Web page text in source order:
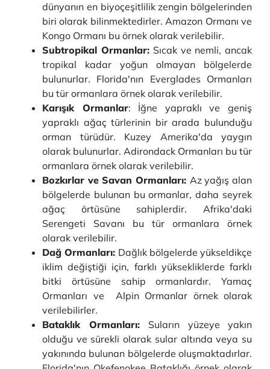
dünyanın en biyoçeşitlilik zengin bölgelerinden
biri olarak bilinmektedirler. Amazon Ormanı ve
Kongo Ormanı bu örnek olarak verilebilir.
Subtropikal Ormanlar: Sıcak ve nemli, ancak
tropikal kadar yoğun olmayan bölgelerde
bulunurlar. Florida'nın Everglades Ormanları
bu tür ormanlara örnek olarak verilebilir.
Karışık Ormanlar: İğne yapraklı ve geniş
yapraklı ağaç türlerinin bir arada bulunduğu
orman türüdür. Kuzey Amerika'da yaygın
olarak bulunurlar. Adirondack Ormanları bu tür
ormanlara örnek olarak verilebilir.
Bozkırlar ve Savan Ormanları: Az yağış alan
bölgelerde bulunan bu ormanlar, daha seyrek
ağaç örtüsüne sahiplerdir. Afrika'daki
Serengeti Savanı bu tür ormanlara örnek
olarak verilebilir.
Dağ Ormanları: Dağlık bölgelerde yükseldikçe
iklim değiştiği için, farklı yüksekliklerde farklı
bitki örtüsüne sahip ormanlardır. Yamaç
Ormanları ve Alpin Ormanlar örnek olarak
verilebilirler.
Bataklık Ormanları: Suların yüzeye yakın
olduğu ve sürekli olarak sular altında veya su
yakınında bulunan bölgelerde oluşmaktadırlar.